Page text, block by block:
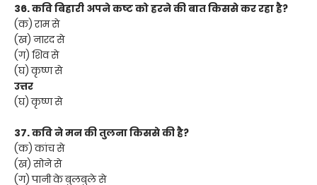
36. कवि बिहारी अपने कष्ट को हरने की बात किससे कर रहा है?
(क) राम से
(ख) नारद से
(ग) शिव से
(घ) कृष्ण से
उत्तर
(घ) कृष्ण से
37. कवि ने मन की तुलना किससे की है?
(क) कांच से
(ख) सोने से
(ग) पानी के बुलबुले से